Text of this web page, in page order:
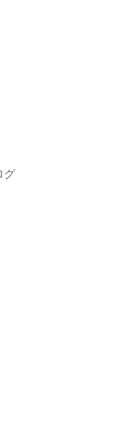
グ